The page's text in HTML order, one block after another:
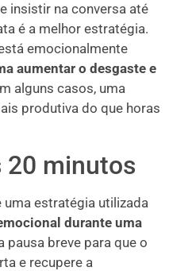
insistir na conversa até
é a melhor estratégia.
emocionalmente
aumentar o desgaste e
alguns casos, uma
produtiva do que horas
20 minutos
estratégia utilizada
durante uma
pausa breve para que o
e recupere a